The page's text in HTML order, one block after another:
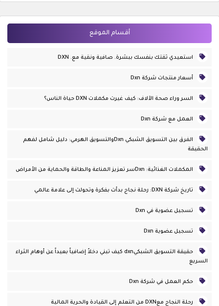
أقسام الموقع
استعيدي ثقتك بنفسك ببشرة. صافية ونقية مع. DXN
أسعار منتجات شركة Dxn
السر وراء صحة الآلاف: كيف غيرت مكملات DXN حياة الناس؟
العمل مع شركة Dxn
الفرق بين التسويق الشبكي Dxnوالتسويق الهرمي: دليل شامل لفهم
الحقيقة
المكملات الغذائية: Dxnسر تعزيز المناعة والطاقة والحماية من الأمراض
تاريخ شركة DXN: رحلة نجاح بدأت بفكرة وتحولت إلى علامة عالمي
تسجيل عضوية في Dxn
تسجيل عضوية Dxn
حقيقة التسويق الشبكيdxn كيف تبني دخلاً إضافياً بعيداً عن أوهام الثراء
السريع
حكم العمل في شركة Dxn
رحلة النجاح معDXN من التعلم إلى القيادة والحرية المالية